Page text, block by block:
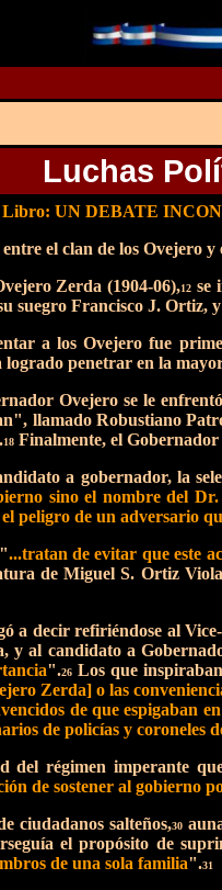
Luchas
UN DEBATE
el clan de los
Zerda (1904-06),12 se
suegro Francisco J. Ortiz,
a los Ovejero fue
penetrar en la
Ovejero se le
llamado Robustiano
18 Finalmente, el
a gobernador, la
sino el nombre del
peligro de un adversario
...tratan de evitar que este
de Miguel S. Ortiz
a decir refiriéndose al
y al candidato a
".26 Los que
Zerda] o las
de que espigaban
de policías y coroneles
del régimen imperante
de sostener al gobierno
ciudadanos salteños,30
el propósito de
de una sola familia".31